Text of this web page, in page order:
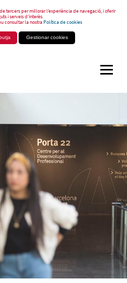
tercers per millorar l’experiència de navegació, i oferir
i serveis d’interès.
consultar la nostraPolítica de cookies
Gestionar cookies